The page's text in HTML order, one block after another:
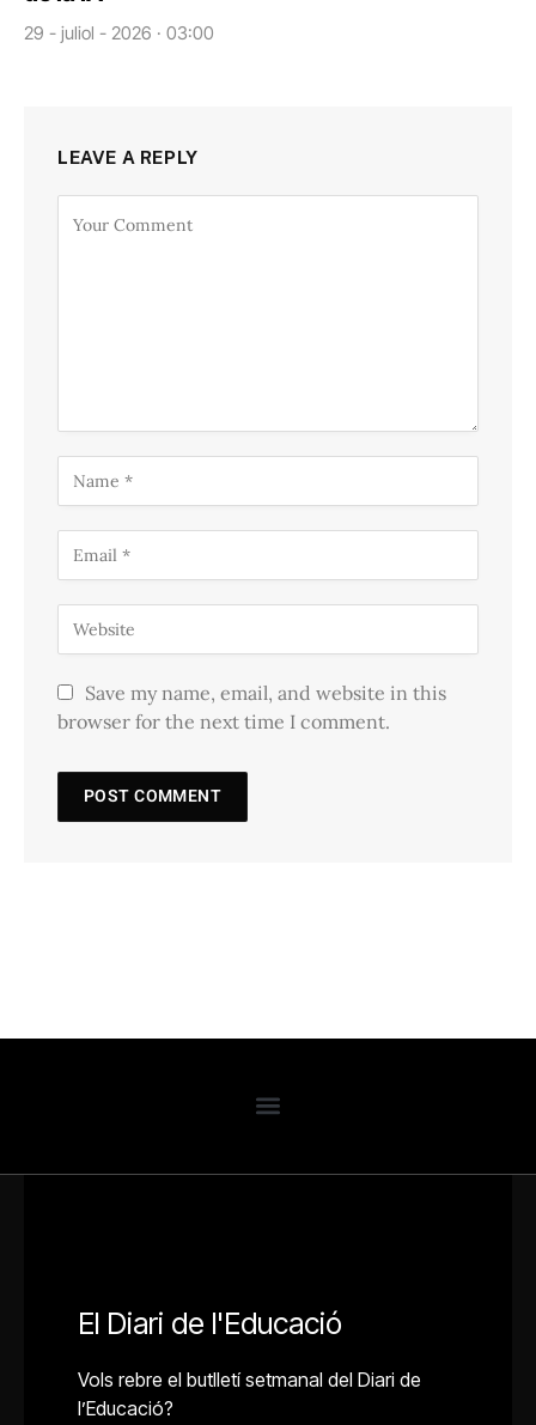
29 - juliol - 2026 · 03:00
LEAVE A REPLY
Save my name, email, and website in this
browser for the next time I comment.